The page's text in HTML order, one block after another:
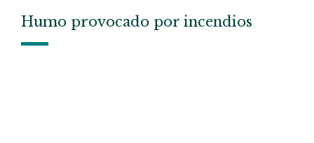
Humo provocado por incendios